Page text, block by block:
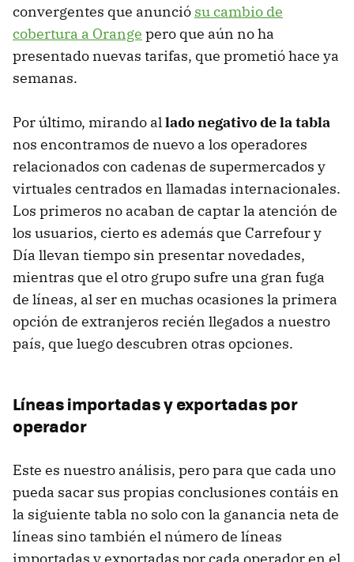
convergentes que anunció su cambio de
cobertura a Orange pero que aún no ha
presentado nuevas tarifas, que prometió hace ya
semanas.
Por último, mirando allado negativo de la tabla
nos encontramos de nuevo a los operadores
relacionados con cadenas de supermercados y
virtuales centrados en llamadas internacionales.
Los primeros no acaban de captar la atención de
los usuarios, cierto es además que Carrefour y
Día llevan tiempo sin presentar novedades,
mientras que el otro grupo sufre una gran fuga
de líneas, al ser en muchas ocasiones la primera
opción de extranjeros recién llegados a nuestro
país, que luego descubren otras opciones.
Líneas importadas y exportadas por
operador
Este es nuestro análisis, pero para que cada uno
pueda sacar sus propias conclusiones contáis en
la siguiente tabla no solo con la ganancia neta de
líneas sino también el número de líneas